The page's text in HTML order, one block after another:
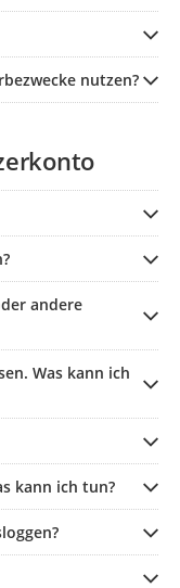
nutzen?
andere
Was kann ich
kann ich tun?